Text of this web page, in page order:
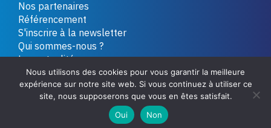
Nos partenaires
Référencement
S'inscrire à la newsletter
Qui sommes-nous ?
Les actualités
La quotidienne d'ECOinfos
Contactez-nous
Faire un don
Nous utilisons des cookies pour vous garantir la meilleure
expérience sur notre site web. Si vous continuez à utiliser ce
site, nous supposerons que vous en êtes satisfait.
Oui
Non